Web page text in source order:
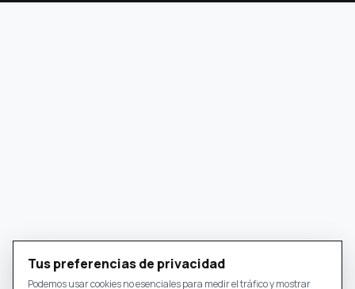
Tus preferencias de privacidad
Podemos usar cookies no esenciales para medir el tráfico y mostrar